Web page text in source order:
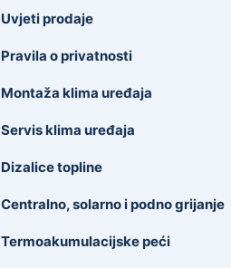
Uvjeti prodaje
Pravila o privatnosti
Montaža klima uređaja
Servis klima uređaja
Dizalice topline
Centralno, solarno i podno grijanje
Termoakumulacijske peći